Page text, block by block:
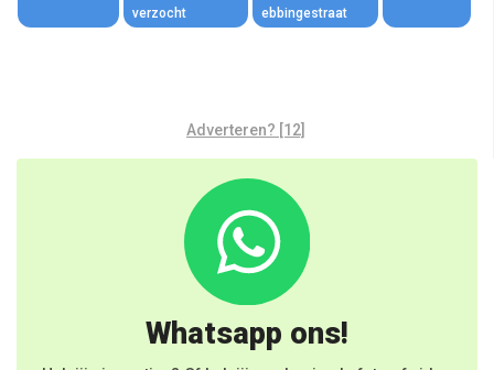
verzocht
ebbingestraat
Adverteren? [12]
Whatsapp ons!